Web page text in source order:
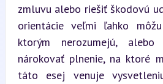
zmluvu alebo riešiť škodovú
orientácie veľmi ľahko
ktorým nerozumejú,
nárokovať plnenie, na ktoré
táto esej venuje